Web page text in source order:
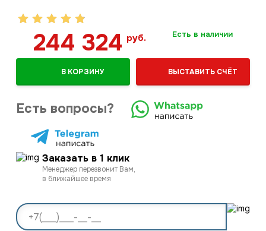
244 324руб. Есть в наличии
В КОРЗИНУ ВЫСТАВИТЬ СЧЁТ
Есть вопросы?
Заказать в 1 клик
Менеджер перезвонит Вам,
в ближайшее время